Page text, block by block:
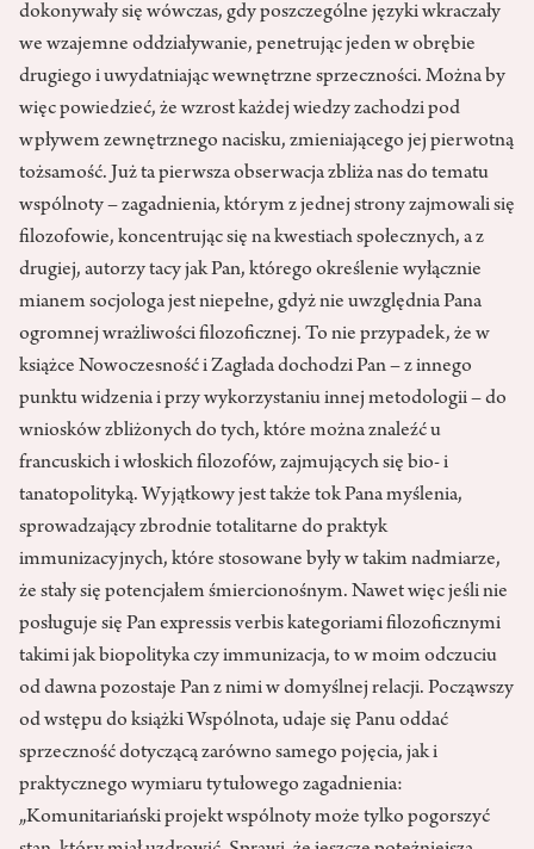
dokonywały się wówczas, gdy poszczególne języki wkraczały
we wzajemne oddziaływanie, penetrując jeden w obrębie
drugiego i uwydatniając wewnętrzne sprzeczności. Można by
więc powiedzieć, że wzrost każdej wiedzy zachodzi pod
wpływem zewnętrznego nacisku, zmieniającego jej pierwotną
tożsamość. Już ta pierwsza obserwacja zbliża nas do tematu
wspólnoty – zagadnienia, którym z jednej strony zajmowali się
filozofowie, koncentrując się na kwestiach społecznych, a z
drugiej, autorzy tacy jak Pan, którego określenie wyłącznie
mianem socjologa jest niepełne, gdyż nie uwzględnia Pana
ogromnej wrażliwości filozoficznej. To nie przypadek, że w
książce Nowoczesność i Zagłada dochodzi Pan – z innego
punktu widzenia i przy wykorzystaniu innej metodologii – do
wniosków zbliżonych do tych, które można znaleźć u
francuskich i włoskich filozofów, zajmujących się bio- i
tanatopolityką. Wyjątkowy jest także tok Pana myślenia,
sprowadzający zbrodnie totalitarne do praktyk
immunizacyjnych, które stosowane były w takim nadmiarze,
że stały się potencjałem śmiercionośnym. Nawet więc jeśli nie
posługuje się Pan expressis verbis kategoriami filozoficznymi
takimi jak biopolityka czy immunizacja, to w moim odczuciu
od dawna pozostaje Pan z nimi w domyślnej relacji. Począwszy
od wstępu do książki Wspólnota, udaje się Panu oddać
sprzeczność dotyczącą zarówno samego pojęcia, jak i
praktycznego wymiaru tytułowego zagadnienia:
„Komunitariański projekt wspólnoty może tylko pogorszyć